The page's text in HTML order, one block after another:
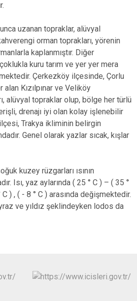
uzanan topraklar, alüvyal
orman toprakları, yörenin
kaplanmıştır. Diğer
kuru tarım ve yer yer mera
Çerkezköy ilçesinde, Çorlu
Kızılpınar ve Veliköy
alüvyal topraklar olup, bölge her türlü
drenajı iyi olan kolay işlenebilir
Trakya ikliminin belirgin
Genel olarak yazlar sıcak, kışlar
kuzey rüzgarları ısının
Isı, yaz aylarında ( 25 ° C ) – ( 35 °
C ) , ( - 8 ° C ) arasında değişmektedir.
ve yıldız şeklindeyken lodos da